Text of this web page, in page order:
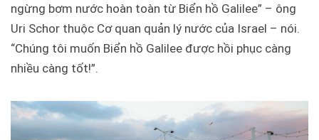
ngừng bơm nước hoàn toàn từ Biển hồ Galilee” – ông
Uri Schor thuộc Cơ quan quản lý nước của Israel – nói.
“Chúng tôi muốn Biển hồ Galilee được hồi phục càng
nhiều càng tốt!”.